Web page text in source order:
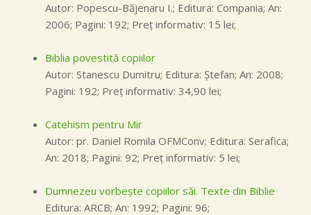
Autor: Popescu-Băjenaru I.; Editura: Compania; An:
2006; Pagini: 192; Preţ informativ: 15 lei;
Biblia povestită copiilor
Autor: Stanescu Dumitru; Editura: Ştefan; An: 2008;
Pagini: 192; Preţ informativ: 34,90 lei;
Catehism pentru Mir
Autor: pr. Daniel Romila OFMConv; Editura: Serafica;
An: 2018; Pagini: 92; Preţ informativ: 5 lei;
Dumnezeu vorbeşte copiilor săi. Texte din Biblie
Editura: ARCB; An: 1992; Pagini: 96;